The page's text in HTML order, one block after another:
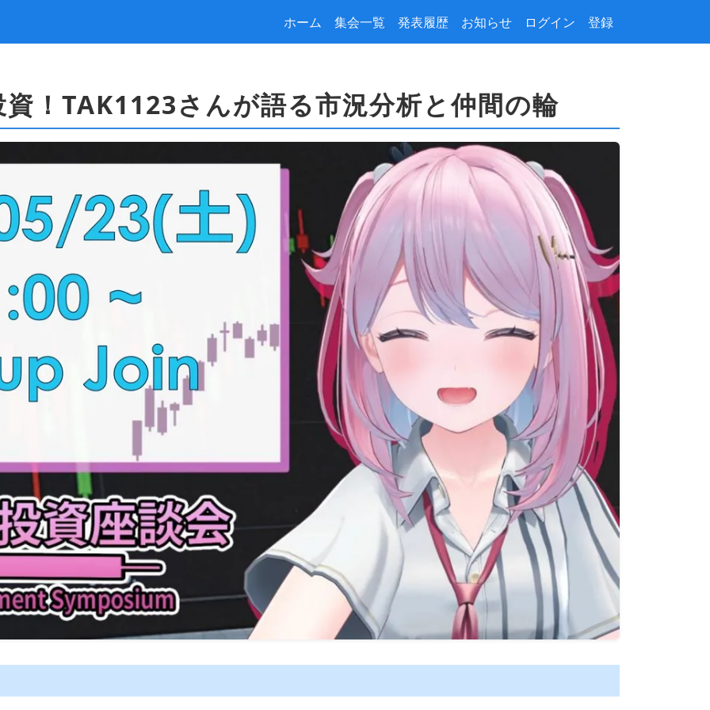
ホーム 集会一覧 発表履歴 お知らせ ログイン 登録
！TAK1123さんが語る市況分析と仲間の輪